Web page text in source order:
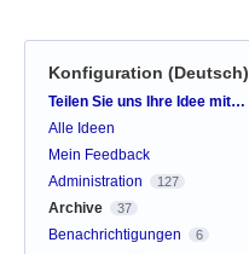
Konfiguration (Deutsch)
Kategorien
Teilen Sie uns Ihre Idee mit…
Alle Ideen
Mein Feedback
Administration
127
Archive 37
Benachrichtigungen 6